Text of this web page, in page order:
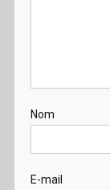
Nom
E-mail